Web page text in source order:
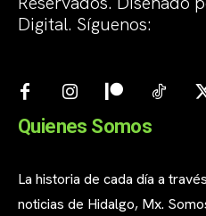
Digital. Síguenos:
Quienes Somos
La historia de cada día a
noticias de Hidalgo, Mx.